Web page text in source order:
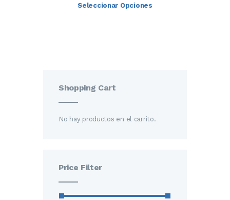
Seleccionar Opciones
Shopping Cart
No hay productos en el carrito.
Price Filter